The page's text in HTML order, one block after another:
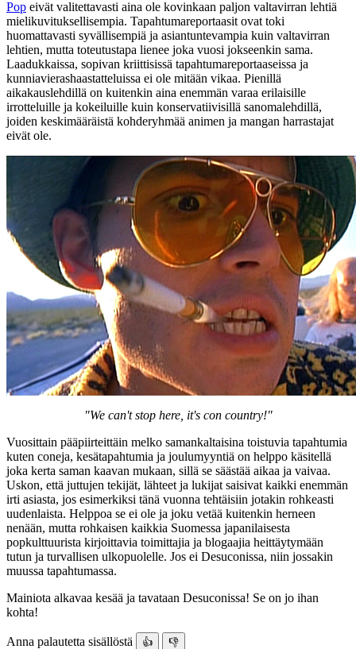
Pop eivät valitettavasti aina ole kovinkaan paljon valtavirran lehtiä
mielikuvituksellisempia. Tapahtumareportaasit ovat toki
huomattavasti syvällisempiä ja asiantuntevampia kuin valtavirran
lehtien, mutta toteutustapa lienee joka vuosi jokseenkin sama.
Laadukkaissa, sopivan kriittisissä tapahtumareportaaseissa ja
kunniavierashaastatteluissa ei ole mitään vikaa. Pienillä
aikakauslehdillä on kuitenkin aina enemmän varaa erilaisille
irrotteluille ja kokeiluille kuin konservatiivisillä sanomalehdillä,
joiden keskimääräistä kohderyhmää animen ja mangan harrastajat
eivät ole.
"We can't stop here, it's con country!"
Vuosittain pääpiirteittäin melko samankaltaisina toistuvia tapahtumia
kuten coneja, kesätapahtumia ja joulumyyntiä on helppo käsitellä
joka kerta saman kaavan mukaan, sillä se säästää aikaa ja vaivaa.
Uskon, että juttujen tekijät, lähteet ja lukijat saisivat kaikki enemmän
irti asiasta, jos esimerkiksi tänä vuonna tehtäisiin jotakin rohkeasti
uudenlaista. Helppoa se ei ole ja joku vetää kuitenkin herneen
nenään, mutta rohkaisen kaikkia Suomessa japanilaisesta
popkulttuurista kirjoittavia toimittajia ja blogaajia heittäytymään
tutun ja turvallisen ulkopuolelle. Jos ei Desuconissa, niin jossakin
muussa tapahtumassa.
Mainiota alkavaa kesää ja tavataan Desuconissa! Se on jo ihan
kohta!
Anna palautetta sisällöstä 👍 👎